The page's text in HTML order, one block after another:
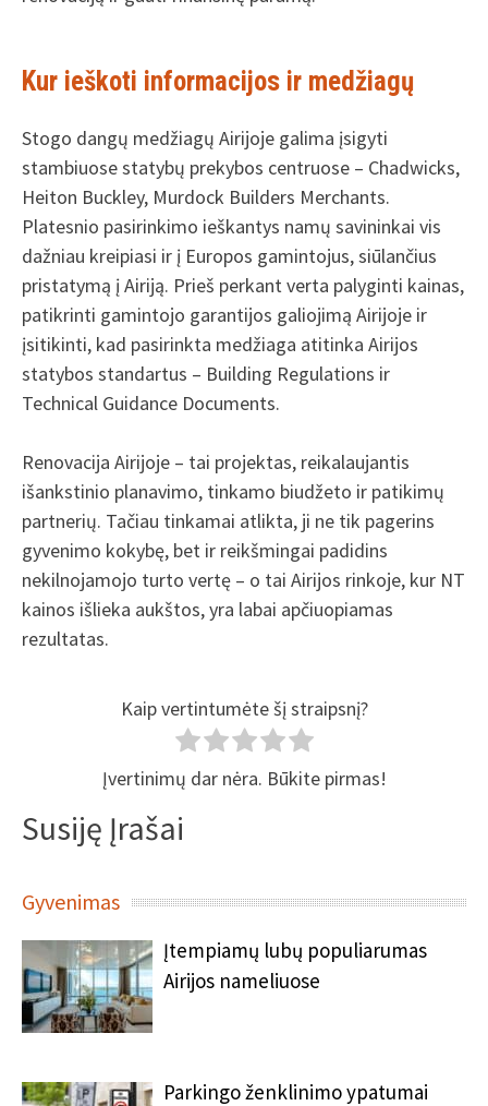
Kur ieškoti informacijos ir medžiagų
Stogo dangų medžiagų Airijoje galima įsigyti
stambiuose statybų prekybos centruose – Chadwicks,
Heiton Buckley, Murdock Builders Merchants.
Platesnio pasirinkimo ieškantys namų savininkai vis
dažniau kreipiasi ir į Europos gamintojus, siūlančius
pristatymą į Airiją. Prieš perkant verta palyginti kainas,
patikrinti gamintojo garantijos galiojimą Airijoje ir
įsitikinti, kad pasirinkta medžiaga atitinka Airijos
statybos standartus – Building Regulations ir
Technical Guidance Documents.
Renovacija Airijoje – tai projektas, reikalaujantis
išankstinio planavimo, tinkamo biudžeto ir patikimų
partnerių. Tačiau tinkamai atlikta, ji ne tik pagerins
gyvenimo kokybę, bet ir reikšmingai padidins
nekilnojamojo turto vertę – o tai Airijos rinkoje, kur NT
kainos išlieka aukštos, yra labai apčiuopiamas
rezultatas.
Kaip vertintumėte šį straipsnį?
Įvertinimų dar nėra. Būkite pirmas!
Susiję Įrašai
Gyvenimas
Įtempiamų lubų populiarumas
Airijos nameliuose
Parkingo ženklinimo ypatumai